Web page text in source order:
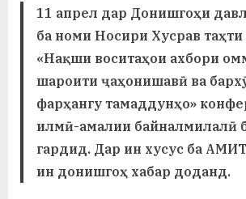
11 апрел дар Донишгоҳи
ба номи Носири Хусрав
«Нақши воситаҳои ахбори
шароити ҷаҳонишавӣ ва
фарҳангу тамаддунҳо»
илмӣ-амалии байналмилалӣ
гардид. Дар ин хусус ба
ин донишгоҳ хабар доданд.